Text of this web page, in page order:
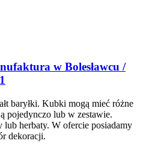
w Bolesławcu /
baryłki. Kubki mogą mieć różne
pojedynczo lub w zestawie.
herbaty. W ofercie posiadamy
dekoracji.